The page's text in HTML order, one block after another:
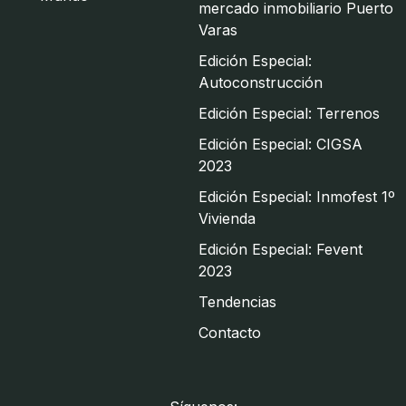
mercado inmobiliario Puerto
Varas
Edición Especial:
Autoconstrucción
Edición Especial: Terrenos
Edición Especial: CIGSA
2023
Edición Especial: Inmofest 1º
Vivienda
Edición Especial: Fevent
2023
Tendencias
Contacto